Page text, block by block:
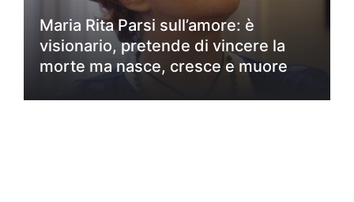
Maria Rita Parsi sull’amore: è
visionario, pretende di vincere la
morte ma nasce, cresce e muore